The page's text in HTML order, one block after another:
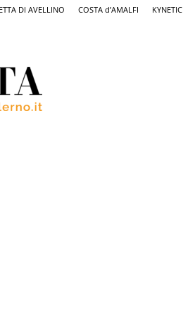
DI AVELLINO COSTA d’AMALFI KYNETIC